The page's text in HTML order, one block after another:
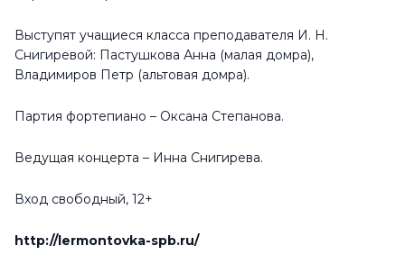
Выступят учащиеся класса преподавателя И. Н.
Снигиревой: Пастушкова Анна (малая домра),
Владимиров Петр (альтовая домра).
Партия фортепиано – Оксана Степанова.
Ведущая концерта – Инна Снигирева.
Вход свободный, 12+
http://lermontovka-spb.ru/